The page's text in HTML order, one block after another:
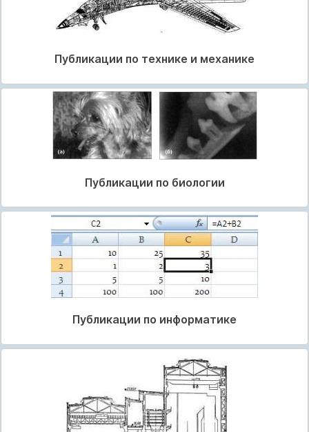
Публикации по технике и механике
Публикации по биологии
Публикации по информатике